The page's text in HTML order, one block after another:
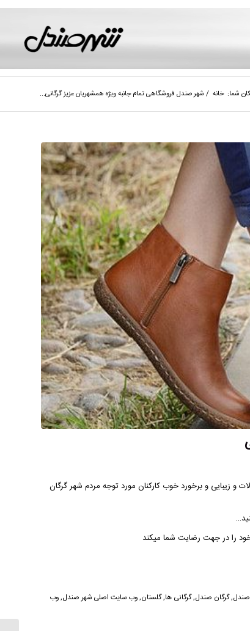
شما: خانه / شهر صندل فروشگاهی تمام جانبه ویژه همشهریان عزیز گرگانی...
زیبایی و برخورد خوب کارکنان مورد توجه مردم شهر گرگان
را در جهت رضایت شما میکند
صندل,گرگان صندل,گرگانی ها,گلستان,وب سایت اصلی شهر صندل,وب